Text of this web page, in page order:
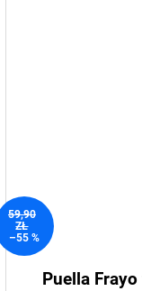
59,90
ZŁ
–55 %
Puella